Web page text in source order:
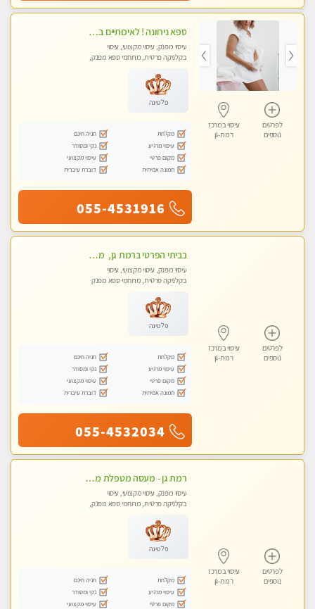
לפרטים
נוספים
עיסוי במרכז
רמת-גן
ספא נירוונה ! לאיכותיים בלבד! מומלץ לחלוטין!!!! כל סוגי העיסויים מעסה מקצועית ואיכותית פרטי!!!
עיסוי מפנק, עיסוי מקצועי, עיסוי
בקלניקה פרטית, מתחמי ספא מפנק,
פלטינה
מקלחת
חניה חינם
עיסוי מרגיע
נקי ומסודר
מקום פרטי
עיסוי מקצועי
תמונה אמיתית
דוברת עיברית
055-4531916
לפרטים
נוספים
עיסוי במרכז
רמת-גן
בביתי הפרטי ברמת גן, מטפלת ישראל מקצועית ומנוסה . עיסוי שוודי קלאסי משולב רקמות עמוק, בהתאמה אישית . נא לא להתקשר מחסוי.
עיסוי מפנק, עיסוי מקצועי, עיסוי
בקלניקה פרטית, מתחמי ספא מפנק
פלטינה
מקלחת
חניה חינם
עיסוי מרגיע
נקי ומסודר
מקום פרטי
עיסוי מקצועי
תמונה אמיתית
דוברת עיברית
055-4532034
לפרטים
נוספים
עיסוי במרכז
רמת-גן
רמת גן - מעסה מטפלת מקצוענית ידי זהב VIP! פרטי! ​​​​​​ Highly recommended
עיסוי מפנק, עיסוי מקצועי, עיסוי
בקלניקה פרטית, מתחמי ספא מפנק,
פלטינה
מקלחת
חניה חינם
עיסוי מרגיע
נקי ומסודר
מקום פרטי
עיסוי מקצועי